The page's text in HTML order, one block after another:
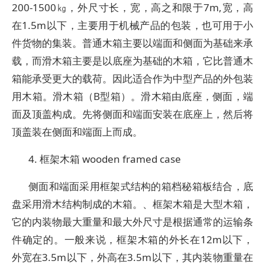
200-1500㎏，外尺寸长，宽，高之和限于7m,宽，高
在1.5m以下，主要用于机械产品的包装，也可用于小
件货物的集装。普通木箱主要以端面和侧面为基础来承
载，而滑木箱主要是以底座为基础的木箱，它比普通木
箱能承受更大的载荷。因此适合作为中型产品的外包装
用木箱。滑木箱（B型箱）。滑木箱由底座，侧面，端
面及顶盖构成。先将侧面和端面安装在底座上，然后将
顶盖装在侧面和端面上而成。
4. 框架木箱 wooden framed case
侧面和端面采用框架式结构的箱档秘箱板结合，底
盘采用滑木结构制成的木箱。、框架木箱是大型木箱，
它的内装物最大重量和最大外尺寸是根据通常的运输条
件确定的。一般来说，框架木箱的外长在12m以下，
外宽在3.5m以下，外高在3.5m以下，其内装物重量在